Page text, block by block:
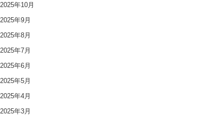
2025年10月
2025年9月
2025年8月
2025年7月
2025年6月
2025年5月
2025年4月
2025年3月